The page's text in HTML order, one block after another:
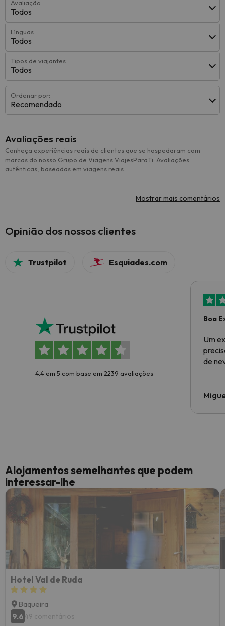
Avaliação
Todos
Línguas
Todos
Tipos de viajantes
Todos
Ordenar por:
Recomendado
Avaliações reais
Conheça experiências reais de clientes que se hospedaram com
marcas do nosso Grupo de Viagens ViajesParaTi. Avaliações
autênticas, baseadas em viagens reais.
Mostrar mais comentários
Opinião dos nossos clientes
Trustpilot Esquiades.com
4.4 em 5 com base em 2239 avaliações
Boa
Um
de
Alojamentos semelhantes que podem
interessar-lhe
Hotel Val de Ruda
Baqueira
9.649 comentários